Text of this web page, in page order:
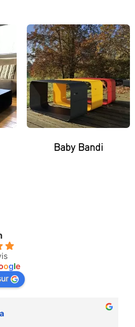
Baby Bandi
ogle